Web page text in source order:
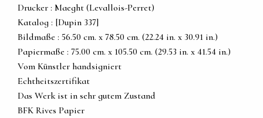
Drucker : Maeght (Levallois-Perret)
Katalog : [Dupin 337]
Bildmaße : 56.50 cm. x 78.50 cm. (22.24 in. x 30.91 in.)
Papiermaße : 75.00 cm. x 105.50 cm. (29.53 in. x 41.54 in.)
Vom Künstler handsigniert
Echtheitszertifikat
Das Werk ist in sehr gutem Zustand
BFK Rives Papier